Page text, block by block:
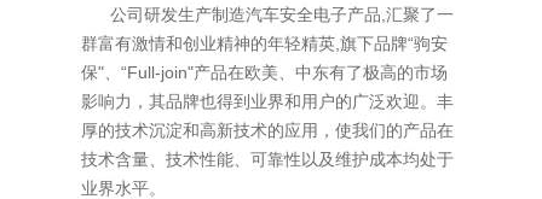
公司研发生产制造汽车安全电子产品,汇聚了一
群富有激情和创业精神的年轻精英,旗下品牌“驹安
保"、“Full-join"产品在欧美、中东有了极高的市场
影响力，其品牌也得到业界和用户的广泛欢迎。丰
厚的技术沉淀和高新技术的应用，使我们的产品在
技术含量、技术性能、可靠性以及维护成本均处于
业界水平。